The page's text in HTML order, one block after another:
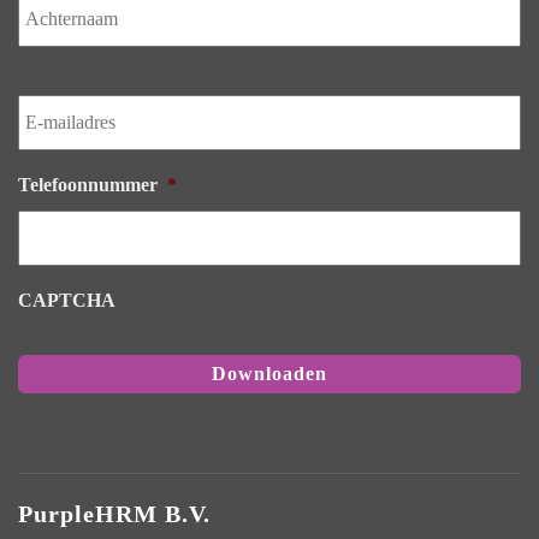
E-
mailadres *
Telefoonnummer *
CAPTCHA
PurpleHRM B.V.